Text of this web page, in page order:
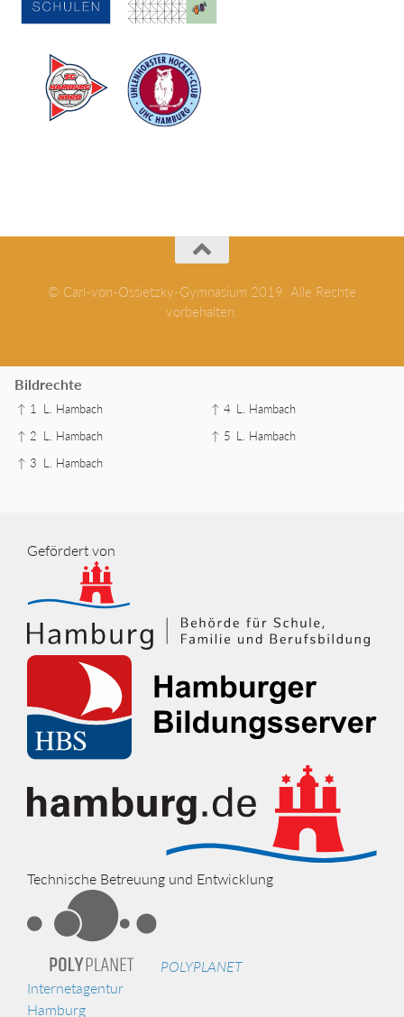
© Carl-von-Ossietzky-Gymnasium 2019. Alle Rechte
vorbehalten.
Bildrechte
↑ 1
L. Hambach
↑ 2 L. Hambach
↑ 3 L. Hambach
↑ 4 L. Hambach
↑ 5 L. Hambach
Gefördert von
Technische Betreuung und Entwicklung
POLYPLANET
Internetagentur
Hamburg